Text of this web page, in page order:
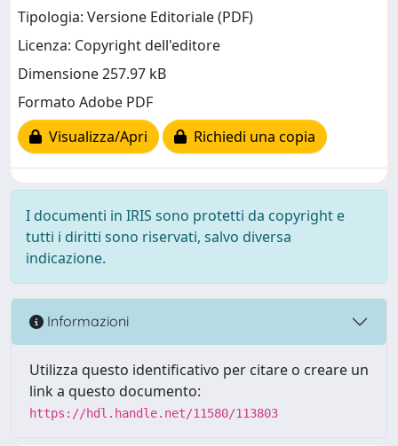
Tipologia: Versione Editoriale (PDF)
Licenza: Copyright dell'editore
Dimensione 257.97 kB
Formato Adobe PDF
Visualizza/Apri
Richiedi una copia
I documenti in IRIS sono protetti da copyright e
tutti i diritti sono riservati, salvo diversa
indicazione.
Informazioni
Utilizza questo identificativo per citare o creare un
link a questo documento:
https://hdl.handle.net/11580/113803